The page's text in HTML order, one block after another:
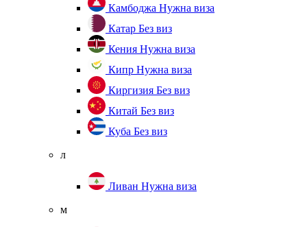
Камбоджа Нужна виза
Катар Без виз
Кения Нужна виза
Кипр Нужна виза
Киргизия Без виз
Китай Без виз
Куба Без виз
л
Ливан Нужна виза
м